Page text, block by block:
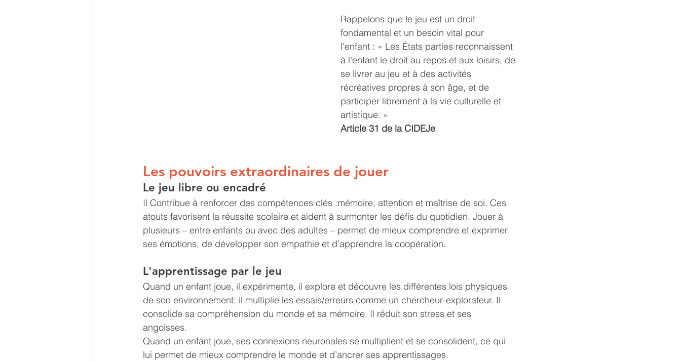
Rappelons que le jeu est un droit
fondamental et un besoin vital pour
l’enfant : « Les États parties reconnaissent
à l'enfant le droit au repos et aux loisirs, de
se livrer au jeu et à des activités
récréatives propres à son âge, et de
participer librement à la vie culturelle et
artistique. »
Article 31 de la CIDEJe
Les pouvoirs extraordinaires de jouer
Le jeu libre ou encadré
Il Contribue à renforcer des compétences clés :mémoire, attention et maîtrise de soi. Ces
atouts favorisent la réussite scolaire et aident à surmonter les défis du quotidien. Jouer à
plusieurs – entre enfants ou avec des adultes – permet de mieux comprendre et exprimer
ses émotions, de développer son empathie et d’apprendre la coopération.
L'apprentissage par le jeu
Quand un enfant joue, il expérimente, il explore et découvre les différentes lois physiques
de son environnement; il multiplie les essais/erreurs comme un chercheur-explorateur. Il
consolide sa compréhension du monde et sa mémoire. Il réduit son stress et ses
angoisses.
Quand un enfant joue, ses connexions neuronales se multiplient et se consolident, ce qui
lui permet de mieux comprendre le monde et d’ancrer ses apprentissages.